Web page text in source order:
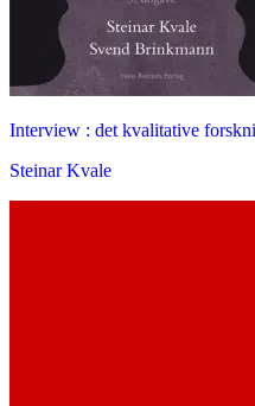
Interview : det kvalitative
Steinar Kvale